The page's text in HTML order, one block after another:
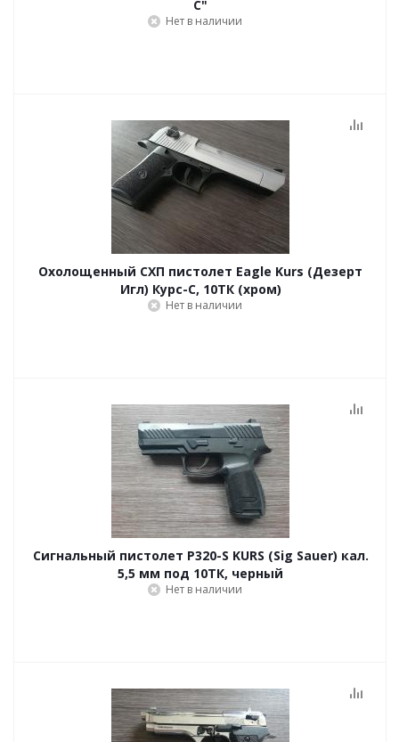
С"
Нет в наличии
Охолощенный СХП пистолет Eagle Kurs (Дезерт
Игл) Курс-С, 10ТК (хром)
Нет в наличии
Сигнальный пистолет P320-S KURS (Sig Sauer) кал.
5,5 мм под 10ТК, черный
Нет в наличии